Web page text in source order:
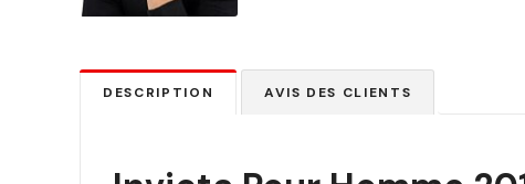
DESCRIPTION AVIS DES CLIENTS